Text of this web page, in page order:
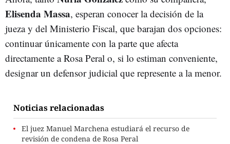
Elisenda Massa, esperan conocer la decisión de la
jueza y del Ministerio Fiscal, que barajan dos opciones:
continuar únicamente con la parte que afecta
directamente a Rosa Peral o, si lo estiman conveniente,
designar un defensor judicial que represente a la menor.
Noticias relacionadas
El juez Manuel Marchena estudiará el recurso de
revisión de condena de Rosa Peral